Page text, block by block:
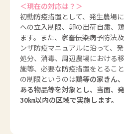
＜現在の対応は？＞
初動防疫措置として、発生農場
への立入制限、卵の出荷自粛、
ます。また、家畜伝染病予防法
ンザ防疫マニュアルに沿って、
処分、消毒、周辺農場における
施等、必要な防疫措置をとるこ
の制限というのは鶏等の家きん
ある物品等を対象とし、当面、
30㎞以内の区域で実施します。